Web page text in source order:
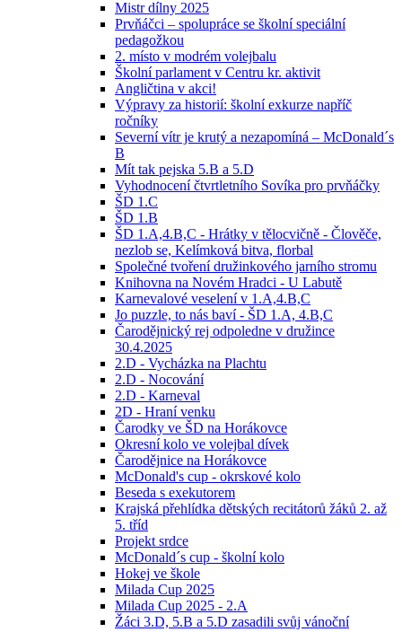
Mistr dílny 2025
Prvňáčci – spolupráce se školní speciální
pedagožkou
2. místo v modrém volejbalu
Školní parlament v Centru kr. aktivit
Angličtina v akci!
Výpravy za historií: školní exkurze napříč
ročníky
Severní vítr je krutý a nezapomíná – McDonald´s
B
Mít tak pejska 5.B a 5.D
Vyhodnocení čtvrtletního Sovíka pro prvňáčky
ŠD 1.C
ŠD 1.B
ŠD 1.A,4.B,C - Hrátky v tělocvičně - Člověče,
nezlob se, Kelímková bitva, florbal
Společné tvoření družinkového jarního stromu
Knihovna na Novém Hradci - U Labutě
Karnevalové veselení v 1.A,4.B,C
Jo puzzle, to nás baví - ŠD 1.A, 4.B,C
Čarodějnický rej odpoledne v družince
30.4.2025
2.D - Vycházka na Plachtu
2.D - Nocování
2.D - Karneval
2D - Hraní venku
Čarodky ve ŠD na Horákovce
Okresní kolo ve volejbal dívek
Čarodějnice na Horákovce
McDonald's cup - okrskové kolo
Beseda s exekutorem
Krajská přehlídka dětských recitátorů žáků 2. až
5. tříd
Projekt srdce
McDonald´s cup - školní kolo
Hokej ve škole
Milada Cup 2025
Milada Cup 2025 - 2.A
Žáci 3.D, 5.B a 5.D zasadili svůj vánoční